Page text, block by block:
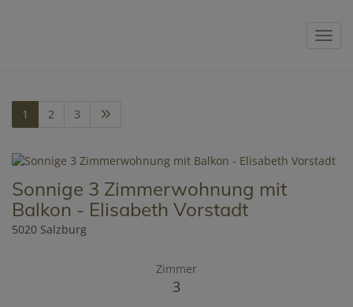
1 2 3
Sonnige 3 Zimmerwohnung mit
Balkon - Elisabeth Vorstadt
5020 Salzburg
Zimmer
3